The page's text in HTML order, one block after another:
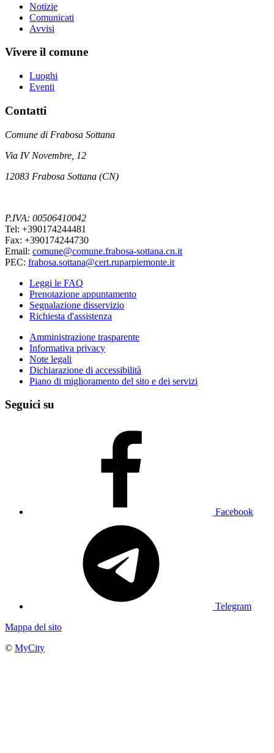
Notizie
Comunicati
Avvisi
Vivere il comune
Luoghi
Eventi
Contatti
Comune di Frabosa Sottana
Via IV Novembre, 12
12083 Frabosa Sottana (CN)
P.IVA: 00506410042
Tel: +390174244481
Fax: +390174244730
Email: comune@comune.frabosa-sottana.cn.it
PEC: frabosa.sottana@cert.ruparpiemonte.it
Leggi le FAQ
Prenotazione appuntamento
Segnalazione disservizio
Richiesta d'assistenza
Amministrazione trasparente
Informativa privacy
Note legali
Dichiarazione di accessibilità
Piano di miglioramento del sito e dei servizi
Seguici su
Facebook
Telegram
Mappa del sito
© MyCity